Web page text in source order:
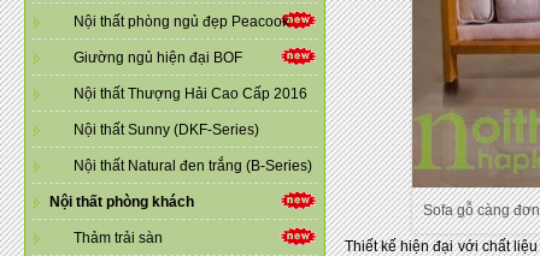
Nội thất phòng ngủ đẹp Peacook
Giường ngủ hiện đại BOF
Nội thất Thượng Hải Cao Cấp 2016
Nội thất Sunny (DKF-Series)
Nội thất Natural đen trắng (B-Series)
Nội thất phòng khách
Thảm trải sàn
Sofa gỗ càng
Thiết kế hiện đại với chất